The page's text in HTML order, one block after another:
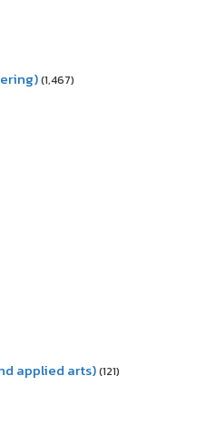
(1,467)
applied arts)(121)